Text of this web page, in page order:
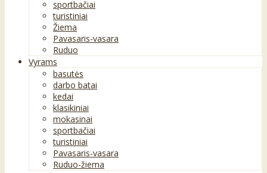
sportbačiai
turistiniai
Žiema
Pavasaris-vasara
Ruduo
Vyrams
basutės
darbo batai
kedai
klasikiniai
mokasinai
sportbačiai
turistiniai
Pavasaris-vasara
Ruduo-žiema